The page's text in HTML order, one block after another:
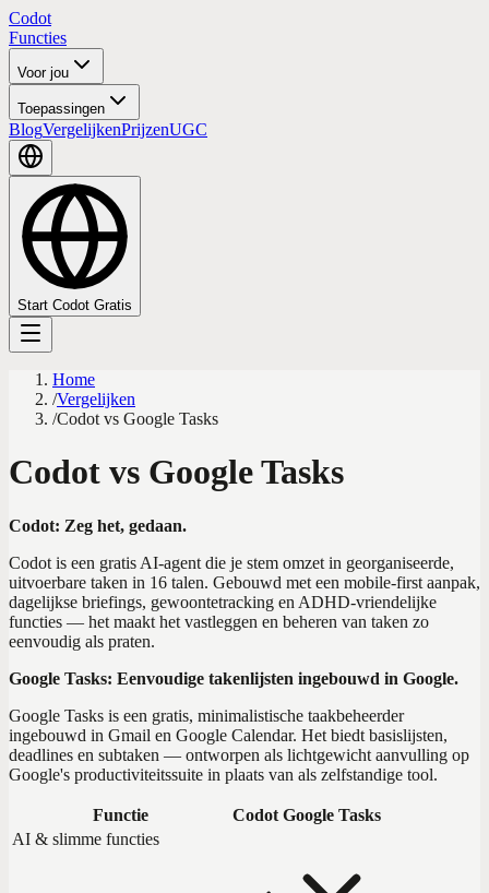
Codot
Functies
Voor jou
Toepassingen
BlogVergelijkenPrijzenUGC
Start Codot Gratis
Home
/Vergelijken
/Codot vs Google Tasks
Codot vs Google Tasks
Codot: Zeg het, gedaan.
Codot is een gratis AI-agent die je stem omzet in georganiseerde,
uitvoerbare taken in 16 talen. Gebouwd met een mobile-first aanpak,
dagelijkse briefings, gewoontetracking en ADHD-vriendelijke
functies — het maakt het vastleggen en beheren van taken zo
eenvoudig als praten.
Google Tasks: Eenvoudige takenlijsten ingebouwd in Google.
Google Tasks is een gratis, minimalistische taakbeheerder
ingebouwd in Gmail en Google Calendar. Het biedt basislijsten,
deadlines en subtaken — ontworpen als lichtgewicht aanvulling op
Google's productiviteitssuite in plaats van als zelfstandige tool.
Functie Codot Google Tasks
AI & slimme functies